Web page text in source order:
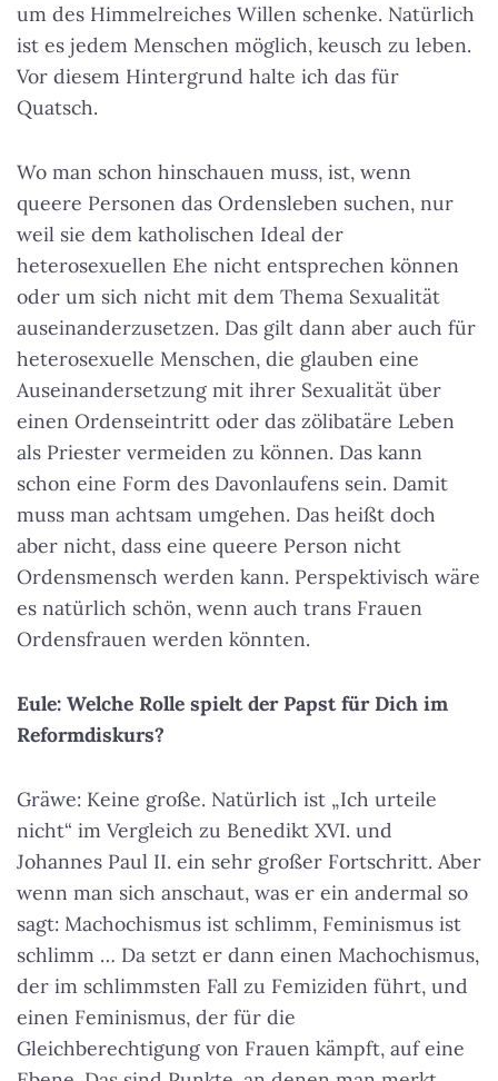
um des Himmelreiches Willen schenke. Natürlich
ist es jedem Menschen möglich, keusch zu leben.
Vor diesem Hintergrund halte ich das für
Quatsch.
Wo man schon hinschauen muss, ist, wenn
queere Personen das Ordensleben suchen, nur
weil sie dem katholischen Ideal der
heterosexuellen Ehe nicht entsprechen können
oder um sich nicht mit dem Thema Sexualität
auseinanderzusetzen. Das gilt dann aber auch für
heterosexuelle Menschen, die glauben eine
Auseinandersetzung mit ihrer Sexualität über
einen Ordenseintritt oder das zölibatäre Leben
als Priester vermeiden zu können. Das kann
schon eine Form des Davonlaufens sein. Damit
muss man achtsam umgehen. Das heißt doch
aber nicht, dass eine queere Person nicht
Ordensmensch werden kann. Perspektivisch wäre
es natürlich schön, wenn auch trans Frauen
Ordensfrauen werden könnten.
Eule: Welche Rolle spielt der Papst für Dich im
Reformdiskurs?
Gräwe: Keine große. Natürlich ist „Ich urteile
nicht“ im Vergleich zu Benedikt XVI. und
Johannes Paul II. ein sehr großer Fortschritt. Aber
wenn man sich anschaut, was er ein andermal so
sagt: Machochismus ist schlimm, Feminismus ist
schlimm … Da setzt er dann einen Machochismus,
der im schlimmsten Fall zu Femiziden führt, und
einen Feminismus, der für die
Gleichberechtigung von Frauen kämpft, auf eine